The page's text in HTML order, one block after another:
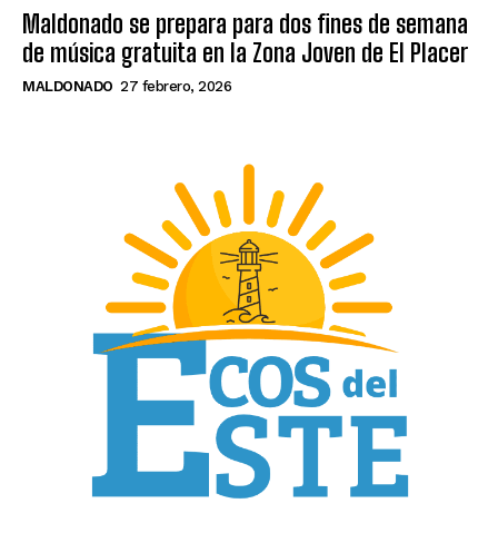
Maldonado se prepara para dos fines de semana
de música gratuita en la Zona Joven de El Placer
MALDONADO 27 febrero, 2026